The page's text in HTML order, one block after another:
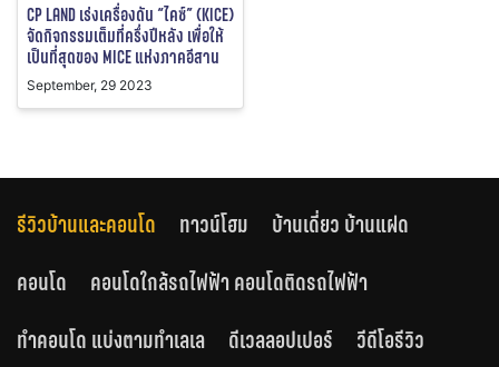
CP LAND เร่งเครื่องดัน “ไคซ์” (KICE)
จัดกิจกรรมเต็มที่ครึ่งปีหลัง เพื่อให้
เป็นที่สุดของ MICE แห่งภาคอีสาน
September, 29 2023
รีวิวบ้านและคอนโด ทาวน์โฮม
บ้านเดี่ยว บ้านแฝด
คอนโด
คอนโดใกล้รถไฟฟ้า คอนโดติดรถไฟฟ้า
ทำคอนโด แบ่งตามทำเลเล
ดีเวลลอปเปอร์ วีดีโอรีวิว